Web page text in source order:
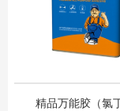
精品万能胶（氯